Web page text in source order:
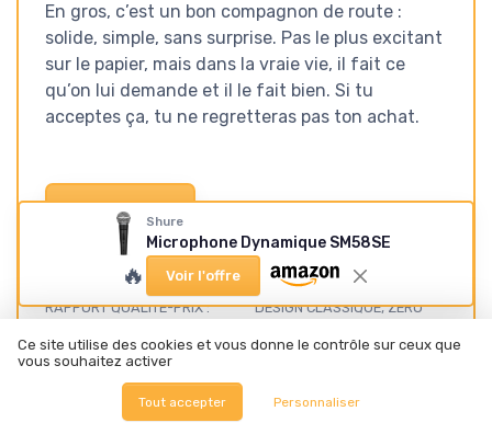
En gros, c’est un bon compagnon de route :
solide, simple, sans surprise. Pas le plus excitant
sur le papier, mais dans la vraie vie, il fait ce
qu’on lui demande et il le fait bien. Si tu
acceptes ça, tu ne regretteras pas ton achat.
Voir l'offre
SOUS-NOTES
RAPPORT QUALITÉ-PRIX :
BON INVESTISSEMENT
DESIGN CLASSIQUE, ZÉRO
LA SCÈNE
CONFORT D’UTILISATION :
Shure
Microphone Dynamique SM58SE
🔥 Voir l'offre
Ce site utilise des cookies et vous donne le contrôle sur ceux que
vous souhaitez activer
Tout accepter Personnaliser